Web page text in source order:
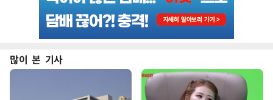
많이 본 기사